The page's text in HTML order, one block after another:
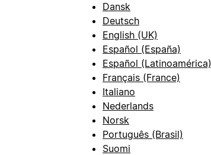
Dansk
Deutsch
English (UK)
Español (España)
Español (Latinoamérica)
Français (France)
Italiano
Nederlands
Norsk
Português (Brasil)
Suomi